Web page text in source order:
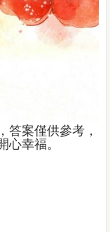
答案僅供參考，
心幸福。